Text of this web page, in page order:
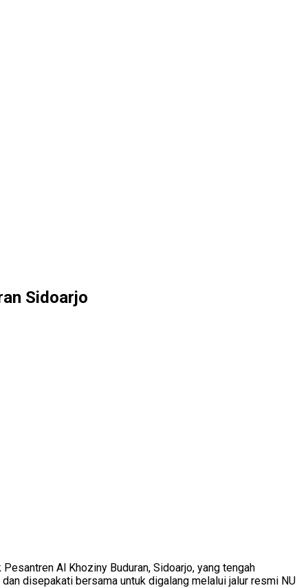
Sidoarjo
Al Khoziny Buduran, Sidoarjo, yang tengah
disepakati bersama untuk digalang melalui jalur resmi NU